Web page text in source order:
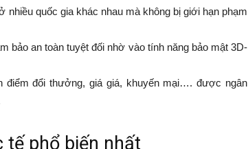
nhiều quốc gia khác nhau mà không bị giới hạn phạm
bảo an toàn tuyệt đối nhờ vào tính năng bảo mật 3D-
đổi thưởng, giá giá, khuyến mại…. được ngân
tế phổ biến nhất